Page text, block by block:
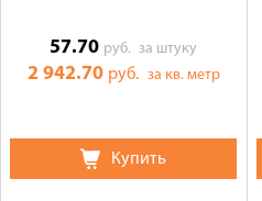
57.70 руб.за штуку
2 942.70 руб. за кв. метр
Купить